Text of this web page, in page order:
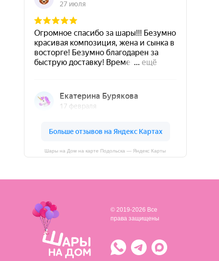
Шары на Дом на карте Подольска — Яндекс Карты
© 2019-2026 Все
права защищены